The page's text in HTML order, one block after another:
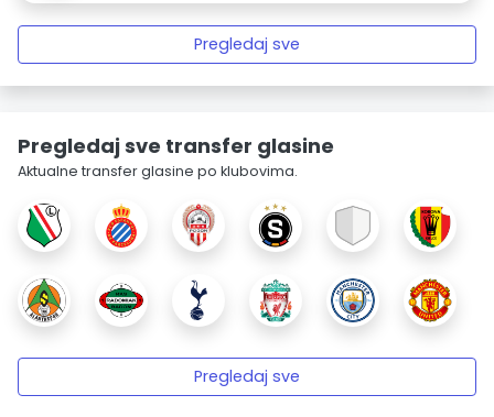
Pregledaj sve
Pregledaj sve transfer glasine
Aktualne transfer glasine po klubovima.
Pregledaj sve